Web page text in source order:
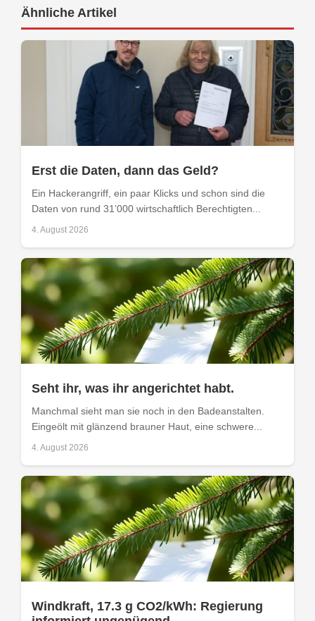
Ähnliche Artikel
Erst die Daten, dann das Geld?
Ein Hackerangriff, ein paar Klicks und schon sind die
Daten von rund 31’000 wirtschaftlich Berechtigten...
4. August 2026
Seht ihr, was ihr angerichtet habt.
Manchmal sieht man sie noch in den Badeanstalten.
Eingeölt mit glänzend brauner Haut, eine schwere...
4. August 2026
Windkraft, 17.3 g CO2/kWh: Regierung